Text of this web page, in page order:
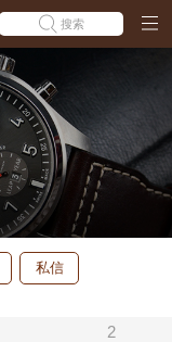
搜索
私信
2